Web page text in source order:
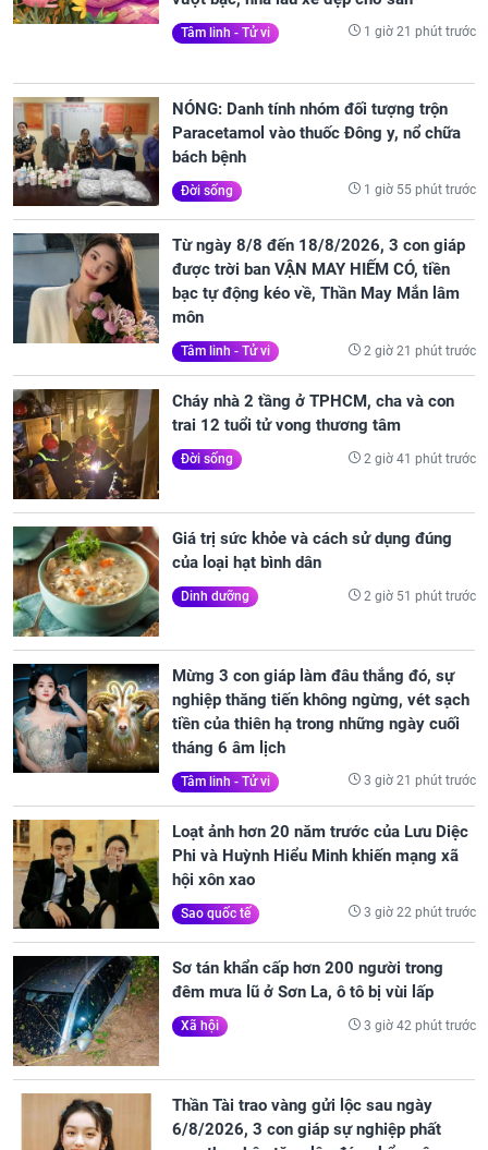
Tâm linh - Tử vi 1 giờ 21 phút trước
NÓNG: Danh tính nhóm đối tượng trộn
Paracetamol vào thuốc Đông y, nổ chữa
bách bệnh
Đời sống 1 giờ 55 phút trước
Từ ngày 8/8 đến 18/8/2026, 3 con giáp
được trời ban VẬN MAY HIẾM CÓ, tiền
bạc tự động kéo về, Thần May Mắn lâm
môn
Tâm linh - Tử vi 2 giờ 21 phút trước
Cháy nhà 2 tầng ở TPHCM, cha và con
trai 12 tuổi tử vong thương tâm
Đời sống 2 giờ 41 phút trước
Giá trị sức khỏe và cách sử dụng đúng
của loại hạt bình dân
Dinh dưỡng 2 giờ 51 phút trước
Mừng 3 con giáp làm đâu thắng đó, sự
nghiệp thăng tiến không ngừng, vét sạch
tiền của thiên hạ trong những ngày cuối
tháng 6 âm lịch
Tâm linh - Tử vi 3 giờ 21 phút trước
Loạt ảnh hơn 20 năm trước của Lưu Diệc
Phi và Huỳnh Hiểu Minh khiến mạng xã
hội xôn xao
Sao quốc tế 3 giờ 22 phút trước
Sơ tán khẩn cấp hơn 200 người trong
đêm mưa lũ ở Sơn La, ô tô bị vùi lấp
Xã hội 3 giờ 42 phút trước
Thần Tài trao vàng gửi lộc sau ngày
6/8/2026, 3 con giáp sự nghiệp phất